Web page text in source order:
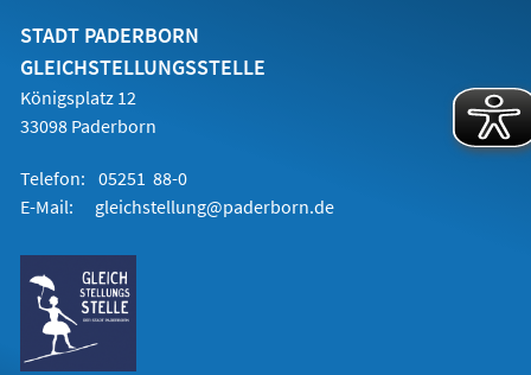
STADT PADERBORN
GLEICHSTELLUNGSSTELLE
Königsplatz 12
33098 Paderborn
Telefon: 05251 88-0
E-Mail:
gleichstellung@paderborn.de